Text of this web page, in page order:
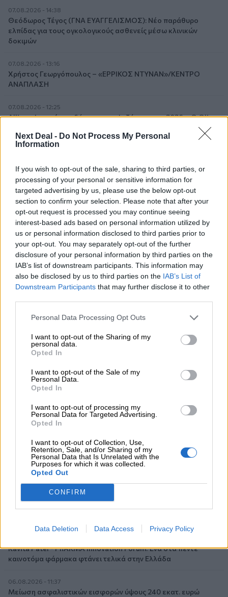
Next Deal - Do Not Process My Personal
Information
If you wish to opt-out of the sale, sharing to third parties, or
processing of your personal or sensitive information for
targeted advertising by us, please use the below opt-out
section to confirm your selection. Please note that after your
opt-out request is processed you may continue seeing
interest-based ads based on personal information utilized by
us or personal information disclosed to third parties prior to
your opt-out. You may separately opt-out of the further
disclosure of your personal information by third parties on the
IAB’s list of downstream participants. This information may
also be disclosed by us to third parties on the IAB’s List of
Downstream Participants that may further disclose it to other
Personal Data Processing Opt Outs
I want to opt-out of the Sharing of my
personal data.
Opted In
I want to opt-out of the Sale of my
Personal Data.
Opted In
I want to opt-out of processing my
Personal Data for Targeted Advertising.
Opted In
I want to opt-out of Collection, Use,
Retention, Sale, and/or Sharing of my
Personal Data that Is Unrelated with the
Purposes for which it was collected.
Opted Out
CONFIRM
Data Deletion Data Access Privacy Policy
07.08.2026 - 14:38
Θεόδωρος Τέγος (ΓΝΑ ΕΥΑΓΓΕΛΙΣΜΟΣ): Νέο παράθυρο
ελπίδας για τους ογκολογικούς ασθενείς μέσω κλινικών
δοκιμών
07.08.2026 - 13:16
Χρήστος Γεωργόπουλος – «ΕΡΡΙΚΟΣ ΝΤΥΝΑΝ»/ΚΕΝΤΡΟ
ΑΝΑΠΛΑΣΗ
07.08.2026 - 12:25
Allianz: Ισχυρές επιδόσεις στο α’ εξάμηνο του 2026 – Ο Oliver
«protection gap»
Οι αισθητήρες βλέπουν καλύτερα από τον άνθρωπο. Πάντα;
07.08.2026 - 11:01
Generali: Αποτελέσματα Α' Εξαμήνου - Εξαιρετική ανάπτυξη
στα Λειτουργικά και Προσαρμοσμένα Καθαρά Αποτελέσματα
με συμβολή από όλες τις επιχειρηματικές δραστηριότητες
07.08.2026 - 10:28
Ομαδικά Ασφαλιστικά προϊόντα Επαγγελματικής
Συνταξιοδότησης: Νέο πεδίο ανάπτυξης για ασφαλιστικές και
ασφαλιστές
07.08.2026 - 09:23
Υψηλοί ρυθμοί ανάπτυξης και νέα ρεκόρ επιδόσεων
07.08.2026 - 08:45
Στόχος για νέα δάνεια 15 δισ. το 2026, η «ακτινογραφία» της
Metlen, μεγαλώνει ταχύτατα η CrediaBank
10.000 φορές η διεθνής επιστημονική κοινότητα παρέπεμψε
στο έργο του – Ποιος είναι ο Έλληνας χειρουργός Χρήστος
Κοντοβουνήσιος
06.08.2026 - 14:55
Μιχάλης Τάτσης, Insurance & Healthcare Analyst, διευθυντής
Επιχειρηματικής Ανάπτυξης Ομίλου HHG
06.08.2026 - 13:30
Kavita Patel - PhARMA Innovation Forum: Ένα στα πέντε
καινοτόμα φάρμακα φτάνει τελικά στην Ελλάδα
06.08.2026 - 11:37
Μείωση ασφαλιστικών εισφορών ύψους 240 εκατ. ευρώ